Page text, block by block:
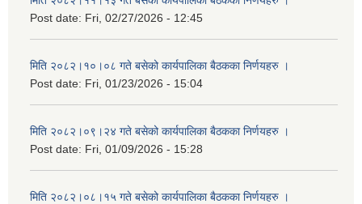
Post date: Fri, 02/27/2026 - 12:45
मिति २०८२।१०।०८ गते बसेको कार्यपालिका बैठकका निर्णयहरु ।
Post date: Fri, 01/23/2026 - 15:04
मिति २०८२।०९।२४ गते बसेको कार्यपालिका बैठकका निर्णयहरु ।
Post date: Fri, 01/09/2026 - 15:28
मिति २०८२।०८।१५ गते बसेको कार्यपालिका बैठकका निर्णयहरु ।